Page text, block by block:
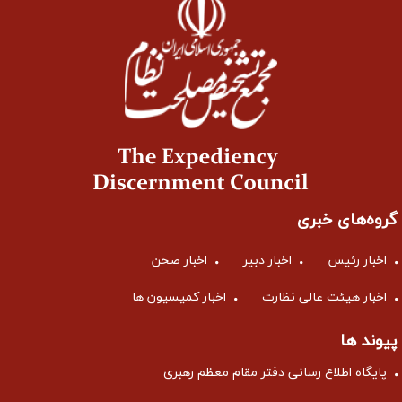
گروه‌های خبری
اخبار رئیس اخبار دبیر اخبار صحن
اخبار هیئت عالی نظارت اخبار کمیسیون ها
پیوند ها
پایگاه اطلاع رسانی دفتر مقام معظم رهبری